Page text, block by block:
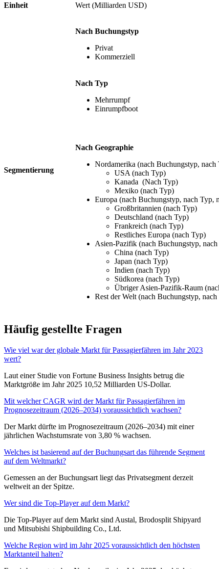
Einheit Wert (Milliarden USD)
Segmentierung
Nach Buchungstyp
Privat
Kommerziell
Nach Typ
Mehrrumpf
Einrumpfboot
Nach Geographie
Nordamerika (nach Buchungstyp,
USA (nach Typ)
Kanada (Nach Typ)
Mexiko (nach Typ)
Europa (nach Buchungstyp, nach Typ,
Großbritannien (nach Typ)
Deutschland (nach Typ)
Frankreich (nach Typ)
Restliches Europa (nach Typ)
Asien-Pazifik (nach Buchungstyp,
China (nach Typ)
Japan (nach Typ)
Indien (nach Typ)
Südkorea (nach Typ)
Übriger Asien-Pazifik-Raum
Rest der Welt (nach Buchungstyp,
Häufig gestellte Fragen
Wie viel war der globale Markt für Passagierfähren im Jahr 2023
wert?
Laut einer Studie von Fortune Business Insights betrug die
Marktgröße im Jahr 2025 10,52 Milliarden US-Dollar.
Mit welcher CAGR wird der Markt für Passagierfähren im
Prognosezeitraum (2026–2034) voraussichtlich wachsen?
Der Markt dürfte im Prognosezeitraum (2026–2034) mit einer
jährlichen Wachstumsrate von 3,80 % wachsen.
Welches ist basierend auf der Buchungsart das führende Segment
auf dem Weltmarkt?
Gemessen an der Buchungsart liegt das Privatsegment derzeit
weltweit an der Spitze.
Wer sind die Top-Player auf dem Markt?
Die Top-Player auf dem Markt sind Austal, Brodosplit Shipyard
und Mitsubishi Shipbuilding Co., Ltd.
Welche Region wird im Jahr 2025 voraussichtlich den höchsten
Marktanteil halten?